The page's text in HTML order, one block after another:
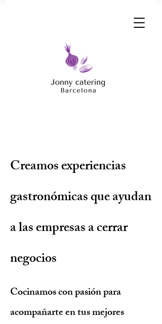
Creamos experiencias
gastronómicas que ayudan
a las empresas a cerrar
negocios
Cocinamos con pasión para
acompañarte en tus mejores